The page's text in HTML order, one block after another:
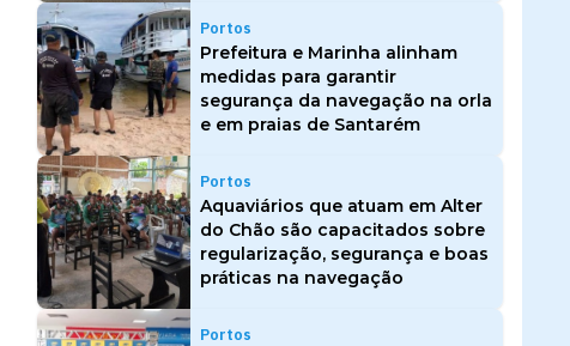
Portos
Prefeitura e Marinha alinham
medidas para garantir
segurança da navegação na orla
e em praias de Santarém
Portos
Aquaviários que atuam em Alter
do Chão são capacitados sobre
regularização, segurança e boas
práticas na navegação
Portos